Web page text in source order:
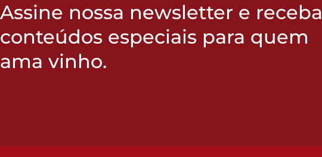
Assine nossa newsletter e receba
conteúdos especiais para quem
ama vinho.